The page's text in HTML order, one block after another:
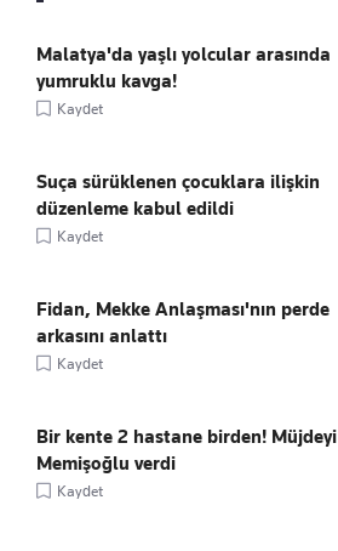
Malatya'da yaşlı yolcular arasında
yumruklu kavga!
Kaydet
Suça sürüklenen çocuklara ilişkin
düzenleme kabul edildi
Kaydet
Fidan, Mekke Anlaşması'nın perde
arkasını anlattı
Kaydet
Bir kente 2 hastane birden! Müjdeyi
Memişoğlu verdi
Kaydet